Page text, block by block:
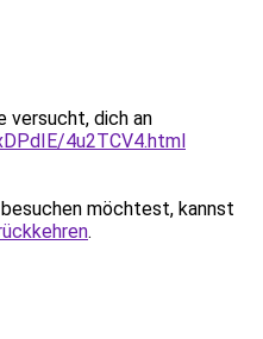
versucht, dich an
4u2TCV4.html
möchtest, kannst
.